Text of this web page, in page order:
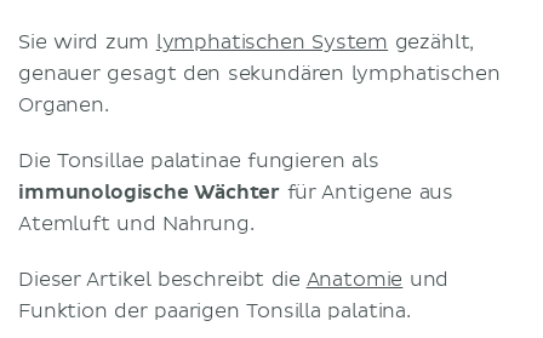
Sie wird zum lymphatischen System gezählt,
genauer gesagt den sekundären lymphatischen
Organen.
Die Tonsillae palatinae fungieren als
immunologische Wächter für Antigene aus
Atemluft und Nahrung.
Dieser Artikel beschreibt die Anatomie und
Funktion der paarigen Tonsilla palatina.